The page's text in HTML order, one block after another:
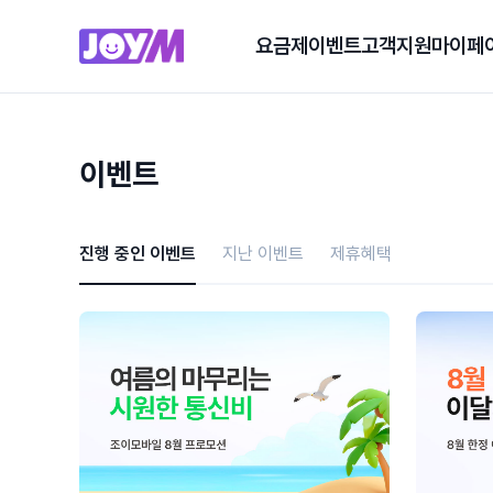
요금제 이벤트고객지원마이페
이벤트
진행 중인 이벤트 지난 이벤트 제휴혜택